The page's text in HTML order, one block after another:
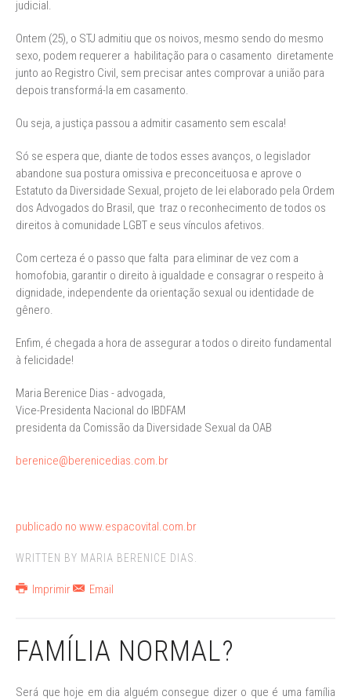
judicial.
Ontem (25), o STJ admitiu que os noivos, mesmo sendo do mesmo
sexo, podem requerer a habilitação para o casamento diretamente
junto ao Registro Civil, sem precisar antes comprovar a união para
depois transformá-la em casamento.
Ou seja, a justiça passou a admitir casamento sem escala!
Só se espera que, diante de todos esses avanços, o legislador
abandone sua postura omissiva e preconceituosa e aprove o
Estatuto da Diversidade Sexual, projeto de lei elaborado pela Ordem
dos Advogados do Brasil, que traz o reconhecimento de todos os
direitos à comunidade LGBT e seus vínculos afetivos.
Com certeza é o passo que falta para eliminar de vez com a
homofobia, garantir o direito à igualdade e consagrar o respeito à
dignidade, independente da orientação sexual ou identidade de
gênero.
Enfim, é chegada a hora de assegurar a todos o direito fundamental
à felicidade!
Maria Berenice Dias - advogada,
Vice-Presidenta Nacional do IBDFAM
presidenta da Comissão da Diversidade Sexual da OAB
berenice@berenicedias.com.br
publicado no www.espacovital.com.br
WRITTEN BY MARIA BERENICE DIAS.
Imprimir Email
FAMÍLIA NORMAL?
Será que hoje em dia alguém consegue dizer o que é uma família